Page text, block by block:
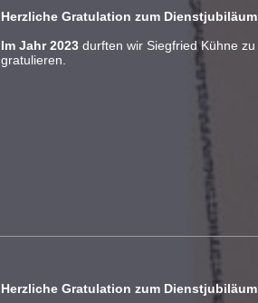
Herzliche Gratulation zum Dienstjubiläum
Im Jahr 2023 durften wir Siegfried Kühne zu
gratulieren.
Herzliche Gratulation zum Dienstjubiläum